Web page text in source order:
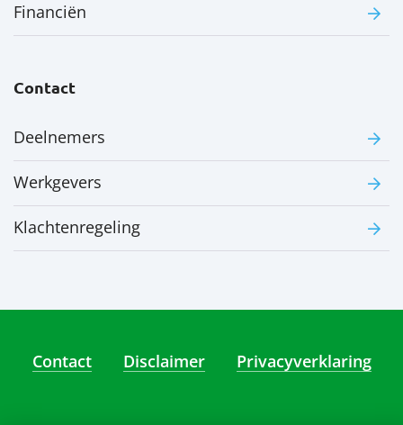
Financiën
Contact
Deelnemers
Werkgevers
Klachtenregeling
Contact Disclaimer Privacyverklaring